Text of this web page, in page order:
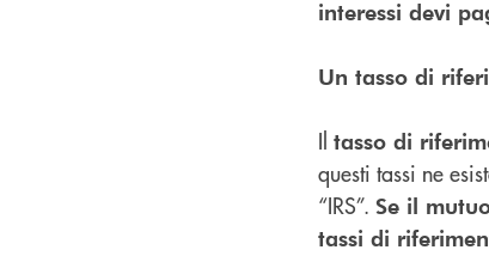
interessi devi
Un tasso di
Il tasso di
questi tassi ne
“IRS”. Se il
tassi di